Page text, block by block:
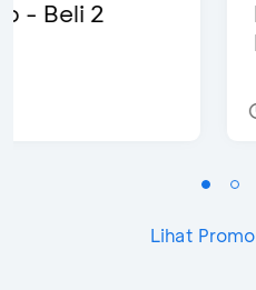
D’Cost - Diskon
Lihat